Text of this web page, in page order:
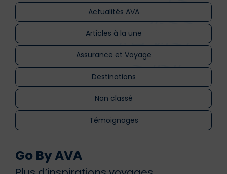
Actualités AVA
Articles à la une
Assurance et Voyage
Destinations
Non classé
Témoignages
Go By AVA